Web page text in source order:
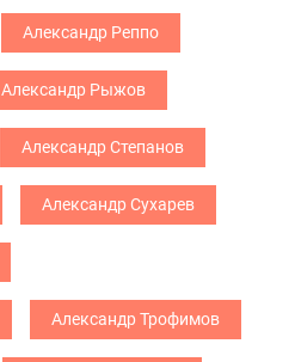
Александр Реппо
Александр Рыжов
Александр Степанов
Александр Сухарев
Александр Трофимов